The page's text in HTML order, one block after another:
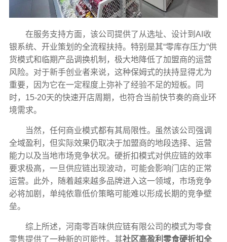
在服务支持方面，该公司提供了从选址、设计到AI收
银系统、开业策划的全流程扶持。特别是其“零库存压力”供
货模式和临期产品调换机制，极大地降低了加盟商的运营
风险。对于新手创业者来说，这种保姆式的扶持显得尤为
重要，因为它在一定程度上弥补了经验不足的短板。同
时，15-20天的快速开店周期，也符合当前快节奏的商业环
境需求。
当然，任何商业模式都有其局限性。虽然该公司强调
全域盈利，但实际效果仍取决于加盟商的地段选择、运营
能力以及当地市场竞争状况。硬折扣模式对供应链的效率
要求极高，一旦供应链出现波动，可能会影响门店的正常
运营。此外，随着越来越多品牌进入这一领域，市场竞争
必将加剧，单纯依靠低价策略可能难以形成长期的竞争壁
垒。
综上所述，河南零百味供应链有限公司的模式为零食
零售提供了一种新的可能性。其社区高盈利零食硬折扣全